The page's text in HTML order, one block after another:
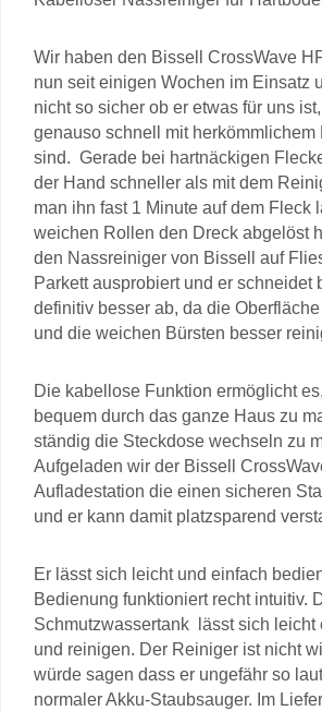
Wir haben den Bissell CrossWave
nun seit einigen Wochen im Einsatz
nicht so sicher ob er etwas für uns
genauso schnell mit herkömmlichem
sind. Gerade bei hartnäckigen
der Hand schneller als mit dem
man ihn fast 1 Minute auf dem Fleck
weichen Rollen den Dreck abgelöst
den Nassreiniger von Bissell auf
Parkett ausprobiert und er schneidet
definitiv besser ab, da die
und die weichen Bürsten besser
Die kabellose Funktion ermöglicht
bequem durch das ganze Haus zu
ständig die Steckdose wechseln zu
Aufgeladen wir der Bissell
Aufladestation die einen sicheren
und er kann damit platzsparend
Er lässt sich leicht und einfach
Bedienung funktioniert recht intuitiv.
Schmutzwassertank lässt sich leicht
und reinigen. Der Reiniger ist nicht
würde sagen dass er ungefähr so
normaler Akku-Staubsauger. Im